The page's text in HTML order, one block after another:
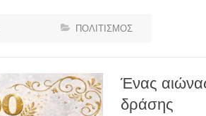
ΠΟΛΙΤΙΣΜΟΣ
Ένας
δράσης